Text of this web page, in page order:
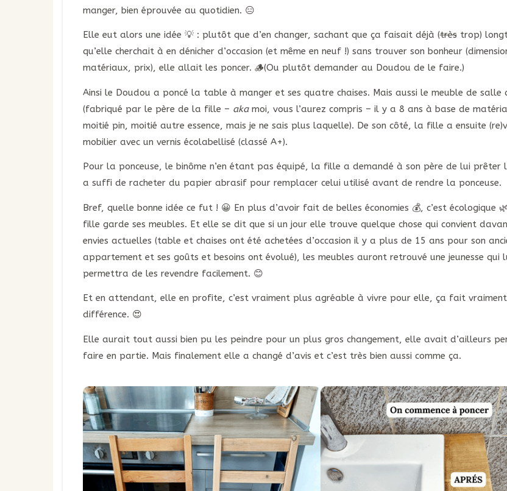
manger, bien éprouvée au quotidien. 😑
Elle eut alors une idée 💡 : plutôt que d’en changer, sachant que ça faisait déjà (trèstrop)
qu’elle cherchait à en dénicher d’occasion (et même en neuf !) sans trouver son bonheur
matériaux, prix), elle allait les poncer. 🪵(Ou plutôt demander au Doudou de le faire.)
Ainsi le Doudou a poncé la table à manger et ses quatre chaises. Mais aussi le meuble de salle
(fabriqué par le père de la fille – akamoi, vous l’aurez compris – il y a 8 ans à base de
moitié pin, moitié autre essence, mais je ne sais plus laquelle). De son côté, la fille a ensuite
mobilier avec un vernis écolabellisé (classé A+).
Pour la ponceuse, le binôme n’en étant pas équipé, la fille a demandé à son père de lui prêter
a suffi de racheter du papier abrasif pour remplacer celui utilisé avant de rendre la ponceuse.
Bref, quelle bonne idée ce fut ! 😀 En plus d’avoir fait de belles économies 💰, c’est écologique
fille garde ses meubles. Et elle se dit que si un jour elle trouve quelque chose qui convient
envies actuelles (table et chaises ont été achetées d’occasion il y a plus de 15 ans pour son
appartement et ses goûts et besoins ont évolué), les meubles auront retrouvé une jeunesse qui
permettra de les revendre facilement. 😊
Et en attendant, elle en profite, c’est vraiment plus agréable à vivre pour elle, ça fait vraiment
différence. 😍
Elle aurait tout aussi bien pu les peindre pour un plus gros changement, elle avait d’ailleurs
faire en partie. Mais finalement elle a changé d’avis et c’est très bien aussi comme ça.